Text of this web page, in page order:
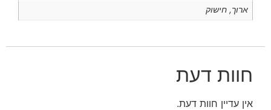
ארוך, חישוק
חוות דעת
אין עדיין חוות דעת.